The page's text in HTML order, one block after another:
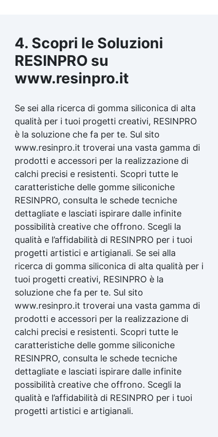
Stampi silicone per resina Stampo silicone
per resina See all articles → DIY Silicone
Molds 32 articles ▸ Silicone per stampi fai da
te Silicone per stampo Silicone per creare
stampi Creare stampi silicone Silicone per
stampi in gesso Silicone liquido per stampi
Fare uno stampo in silicone Come fare gli
stampi in silicone Creare uno stampo in
silicone Portachiavi in silicone Come fare
stampi in silicone Bicchieri in silicone Creare
stampo in silicone Ricetta per stampi in
silicone Come fare un calco in silicone Come
fare stampi in silicone 3d Silicone alimentare
per stampi Come fare uno stampo in silicone
Come usare gli stampi in silicone Come
mettere lo stoppino negli stampi in silicone
Come fare uno stampo di silicone Come
creare uno stampo in silicone Cera di soia
per stampi Siliconi per stampi Forma in
silicone Forme di silicone Creare stampi in
silicone Come creare stampi in silicone
Silicone per stampi alimentari Bicchiere
silicone See all articles → Gomma siliconica
per dettagli 22 articles ▸ Gomma siliconica
per modelli dettagliati Gomma siliconica per
oggetti complessi Gomma siliconica per
modelli complessi Gomma siliconica per
dettagli precisi Gomma siliconica per dettagli
artistici Gomma siliconica per modelli
artistici Gomma siliconica per modelli
durevoli Gomma siliconica per calchi
dettagliati Gomma siliconica per dettagli
complessi Gomma siliconica per modellini
dettagliati Gomma siliconica dettagliata
Gomma siliconica per modelli precisi Gomma
siliconica per calchi precisi Gomma siliconica
per oggetti artistici Gomma siliconica per
4. Scopri le Soluzioni
RESINPRO su
www.resinpro.it
Se sei alla ricerca di gomma siliconica di alta
qualità per i tuoi progetti creativi, RESINPRO
è la soluzione che fa per te. Sul sito
www.resinpro.it troverai una vasta gamma di
prodotti e accessori per la realizzazione di
calchi precisi e resistenti. Scopri tutte le
caratteristiche delle gomme siliconiche
RESINPRO, consulta le schede tecniche
dettagliate e lasciati ispirare dalle infinite
possibilità creative che offrono. Scegli la
qualità e l’affidabilità di RESINPRO per i tuoi
progetti artistici e artigianali. Se sei alla
ricerca di gomma siliconica di alta qualità per i
tuoi progetti creativi, RESINPRO è la
soluzione che fa per te. Sul sito
www.resinpro.it troverai una vasta gamma di
prodotti e accessori per la realizzazione di
calchi precisi e resistenti. Scopri tutte le
caratteristiche delle gomme siliconiche
RESINPRO, consulta le schede tecniche
dettagliate e lasciati ispirare dalle infinite
possibilità creative che offrono. Scegli la
qualità e l’affidabilità di RESINPRO per i tuoi
progetti artistici e artigianali.